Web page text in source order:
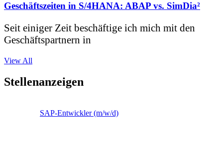
Geschäftszeiten in S/4HANA: ABAP vs. SimDia²
Seit einiger Zeit beschäftige ich mich mit den
Geschäftspartnern in
View All
Stellenanzeigen
SAP-Entwickler (m/w/d)